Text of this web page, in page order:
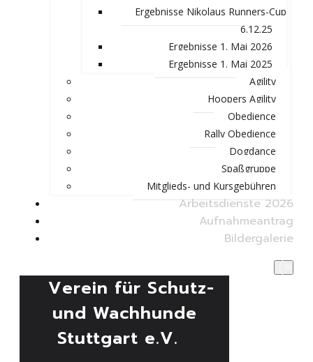
Ergebnisse Nikolaus Runners-Cup
6.12.25
Ergebnisse 1. Mai 2026
Ergebnisse 1. Mai 2025
Agility
Hoopers Agility
Obedience
Rally Obedience
Dogdance
Spaßgruppe
Mitglieds- und Kursgebühren
Arbeitsdienste 2026
Aufnahmeantrag
Bildergalerie
Verein für Schutz-
und Wachhunde
Stuttgart e.V.